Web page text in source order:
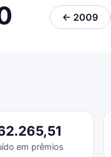
← 2009
em prêmios